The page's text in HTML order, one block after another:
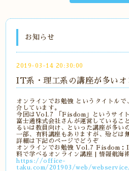
お知らせ
2019-03-14 20:30:00
IT系・理工系の講座が多い
オンラインでお勉強 というタイトル
介しています。
今回はVol.7 「Fisdom」というサイト
富士通株式会社さんが運営しているこ
るいは教員向け、といった講座が多い
一部、有料講座もありますが、殆どは
詳細は下記のページでどうぞ
オンラインでお勉強 Vol.7 Fisdom：
料で学べるオンライン講座 | 情報航
https://office-
taku.com/201903/web/